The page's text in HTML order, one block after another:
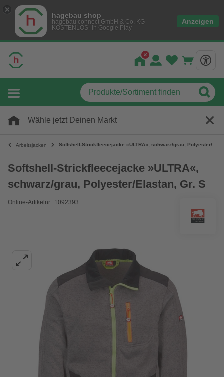
hagebau shop
hagebau connect GmbH & Co. KG
KOSTENLOS- In Google Play
Anzeigen
Wähle jetzt Deinen Markt
Arbeitsjacken Softshell-Strickfleecejacke »ULTRA«, schwarz/grau, Polyester/
Softshell-Strickfleecejacke »ULTRA«,
schwarz/grau, Polyester/Elastan, Gr. S
Online-Artikelnr.: 1092393